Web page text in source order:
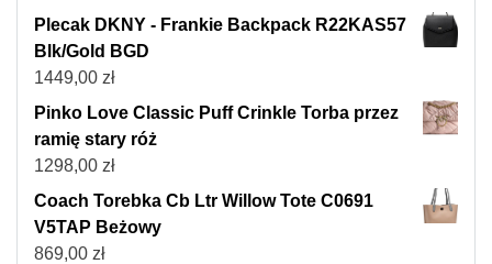
Plecak DKNY - Frankie Backpack R22KAS57
Blk/Gold BGD
1449,00 zł
Pinko Love Classic Puff Crinkle Torba przez
ramię stary róż
1298,00 zł
Coach Torebka Cb Ltr Willow Tote C0691
V5TAP Beżowy
869,00 zł